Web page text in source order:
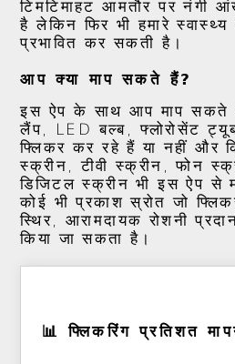
टिमटिमाहट आमतौर पर नंगी
है लेकिन फिर भी हमारे
प्रभावित कर सकती है।
आप क्या माप सकते हैं?
इस ऐप के साथ आप माप
लैंप, LED बल्ब, फ्लोरोसेंट
फ्लिकर कर रहे हैं या नहीं और
स्क्रीन, टीवी स्क्रीन, फोन
डिजिटल स्क्रीन भी इस ऐप से
कोई भी प्रकाश स्रोत जो
स्थिर, आरामदायक रोशनी
किया जा सकता है।
📊 फ्लिकरिंग प्रतिशत